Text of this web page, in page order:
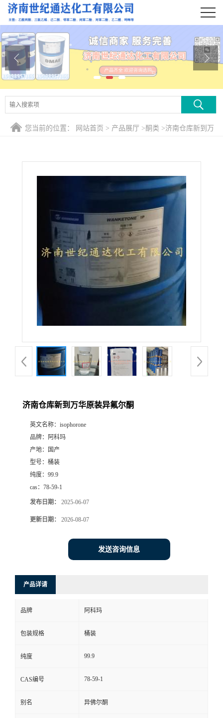
公司首页
公司介绍
公司动态
产品展厅
证书荣誉
您当前的位置： 网站首页 > 产品展厅 >酮类 >济南仓库新到万
济南仓库新到万华原装异氟尔酮
英文名称： isophorone
品牌：
阿科玛
产地：
国产
型号： 桶装
纯度： 99.9
cas： 78-59-1
发布日期： 2025-06-07
更新日期： 2026-08-07
发送咨询信息
产品详请
品牌 阿科玛
包装规格 桶装
纯度 99.9
CAS编号 78-59-1
别名 异佛尔酮